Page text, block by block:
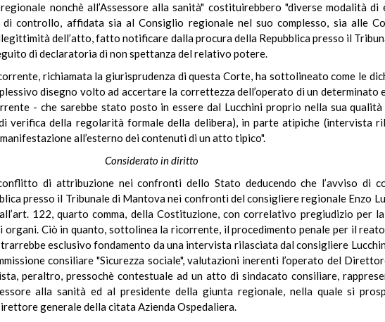
nonchè all’Assessore alla sanità" costituirebbero "diverse modalità di
controllo, affidata sia al Consiglio regionale nel suo complesso, sia alle
dell’atto, fatto notificare dalla procura della Repubblica presso il
di declaratoria di non spettanza del relativo potere.
richiamata la giurisprudenza di questa Corte, ha sottolineato come le
disegno volto ad accertare la correttezza dell’operato di un determinato
- che sarebbe stato posto in essere dal Lucchini proprio nella sua
verifica della regolarità formale della delibera), in parte atipiche (intervista
all’esterno dei contenuti di un atto tipico".
Considerato in diritto
di attribuzione nei confronti dello Stato deducendo che l’avviso di
presso il Tribunale di Mantova nei confronti del consigliere regionale Enzo
122, quarto comma, della Costituzione, con correlativo pregiudizio per
organi. Ciò in quanto, sottolinea la ricorrente, il procedimento penale per il
esclusivo fondamento da una intervista rilasciata dal consigliere
consiliare "Sicurezza sociale", valutazioni inerenti l’operato del
peraltro, pressochè contestuale ad un atto di sindacato consiliare,
alla sanità ed al presidente della giunta regionale, nella quale si
generale della citata Azienda Ospedaliera.